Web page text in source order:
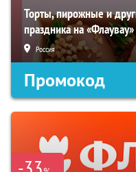
Торты, пирожные и
праздника на «Флаувау»
Россия
Промокод